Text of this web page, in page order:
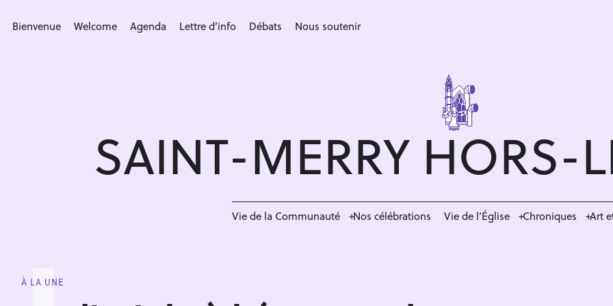
Bienvenue Welcome Agenda Lettre d’info Débats Nous soutenir
SAINT-MERRY HORS-
Vie de la Communauté Nos célébrations Vie de l’Église Chroniques Art
À LA UNE